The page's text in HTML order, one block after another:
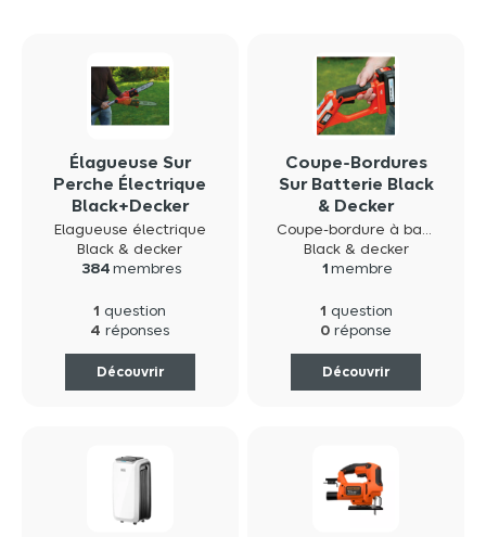
Élagueuse Sur
Perche Électrique
Black+Decker
PS7525 800w
Elagueuse électrique
Black & decker
384 membres
1 question
4 réponses
Découvrir
Coupe-Bordures
Sur Batterie Black
& Decker
GLC3630L20 30
Cm 36V-2 0Ah
Coupe-bordure à batterie
Black & decker
1 membre
1 question
0 réponse
Découvrir